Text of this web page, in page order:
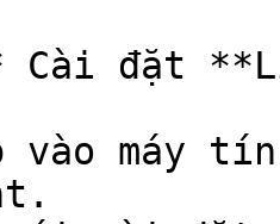
đặt
vào máy